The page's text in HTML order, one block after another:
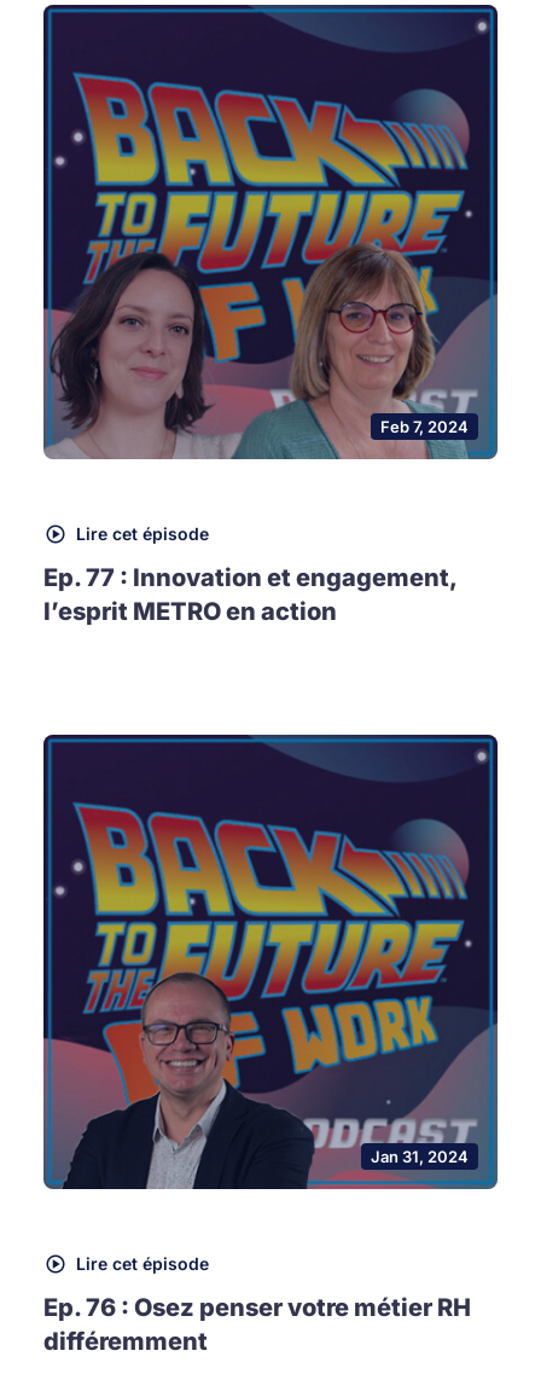
Feb 7, 2024
Lire cet épisode
Ep. 77 : Innovation et engagement,
l’esprit METRO en action
Jan 31, 2024
Lire cet épisode
Ep. 76 : Osez penser votre métier RH
différemment